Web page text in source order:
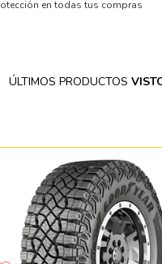
en todas tus compras
ÚLTIMOS PRODUCTOS